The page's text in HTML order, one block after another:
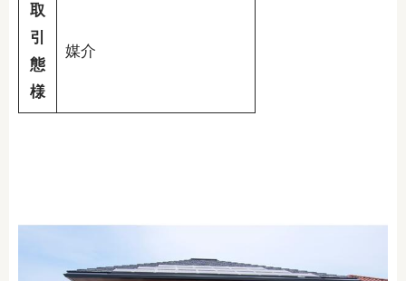
取
引
態
様
媒介